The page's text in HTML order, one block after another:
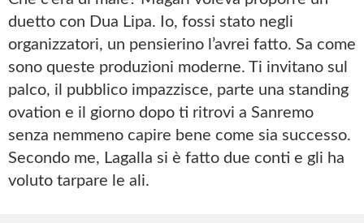
duetto con Dua Lipa. Io, fossi stato negli
organizzatori, un pensierino l’avrei fatto. Sa come
sono queste produzioni moderne. Ti invitano sul
palco, il pubblico impazzisce, parte una standing
ovation e il giorno dopo ti ritrovi a Sanremo
senza nemmeno capire bene come sia successo.
Secondo me, Lagalla si è fatto due conti e gli ha
voluto tarpare le ali.